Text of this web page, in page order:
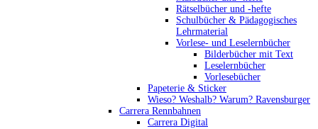
Rätselbücher und -hefte
Schulbücher & Pädagogisches
Lehrmaterial
Vorlese- und Leselernbücher
Bilderbücher mit Text
Leselernbücher
Vorlesebücher
Papeterie & Sticker
Wieso? Weshalb? Warum? Ravensburger
Carrera Rennbahnen
Carrera Digital